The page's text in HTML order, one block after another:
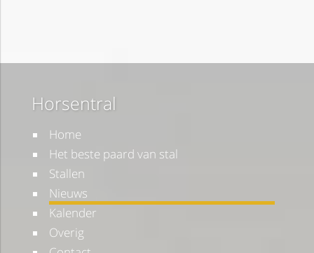
Horsentral
Home
Het beste paard van stal
Stallen
Nieuws
Kalender
Overig